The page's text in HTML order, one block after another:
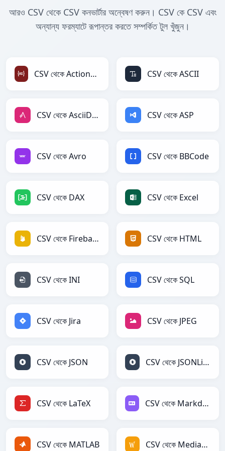
আরও CSV থেকে CSV কনভার্টার অন্বেষণ করুন। CSV কে CSV এবং
অন্যান্য ফরম্যাটে রূপান্তর করতে সম্পর্কিত টুল খুঁজুন।
CSV থেকে ActionScript CSV থেকে ASCII
CSV থেকে AsciiDoc CSV থেকে ASP
CSV থেকে Avro CSV থেকে BBCode
CSV থেকে DAX CSV থেকে Excel
CSV থেকে Firebase CSV থেকে HTML
CSV থেকে INI CSV থেকে SQL
CSV থেকে Jira CSV থেকে JPEG
CSV থেকে JSON CSV থেকে JSONLines
CSV থেকে LaTeX CSV থেকে Markdown
CSV থেকে MATLAB CSV থেকে MediaWiki